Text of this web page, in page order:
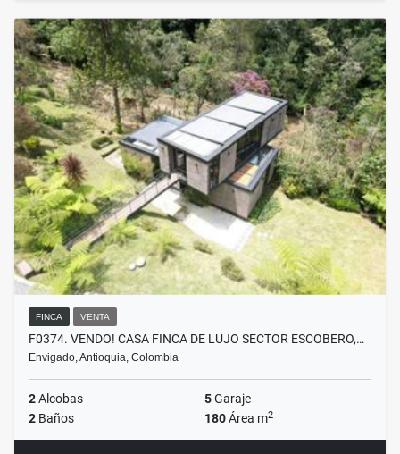
FINCA VENTA
F0374. VENDO! CASA FINCA DE LUJO SECTOR ESCOBERO,…
Envigado, Antioquia, Colombia
2Alcobas 5Garaje
2 Baños 180Área m2